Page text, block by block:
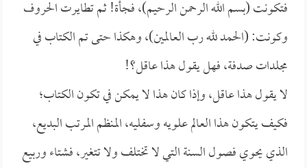
فتكونت (بسم الله الرحمن الرحيم)، فجأة! ثم تطايرت الحروف
وكونت: (الحمد لله رب العالمين)، وهكذا حتى تم الكتاب في
مجلدات صدفة، فهل يقول هذا عاقل؟!
لا يقول هذا عاقل، وإذا كان هذا لا يمكن في تكون الكتاب؛
فكيف يتكون هذا العالم علويه وسفليه، المنظم المرتب البديع،
الذي يحوي فصول السنة التي لا تختلف ولا تتغير، فشتاء وربيع